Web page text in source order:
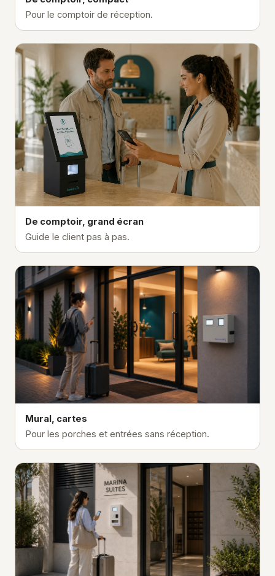
Pour le comptoir de réception.
De comptoir, grand écran
Guide le client pas à pas.
Mural, cartes
Pour les porches et entrées sans réception.